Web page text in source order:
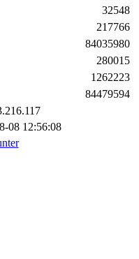
32548
217766
84035980
280015
1262223
84479594
08 12:56:08